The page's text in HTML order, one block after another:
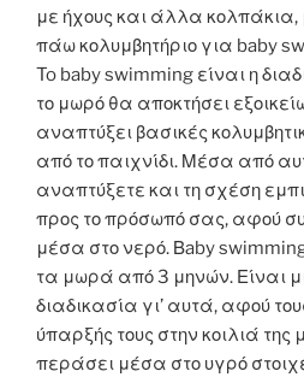
με ήχους και άλλα κολπάκια,
πάω κολυμβητήριο για baby
To baby swimming είναι η
το μωρό θα αποκτήσει
αναπτύξει βασικές
από το παιχνίδι. Μέσα από
αναπτύξετε και τη σχέση
προς το πρόσωπό σας, αφού
μέσα στο νερό. Βaby
τα μωρά από 3 μηνών. Είναι
διαδικασία γι’ αυτά, αφού
ύπαρξής τους στην κοιλιά
περάσει μέσα στο υγρό